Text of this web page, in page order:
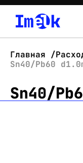
Главная
Sn40/Pb60
Sn40/